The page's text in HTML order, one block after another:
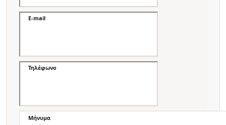
E-mail
Τηλέφωνο
Μήνυμα